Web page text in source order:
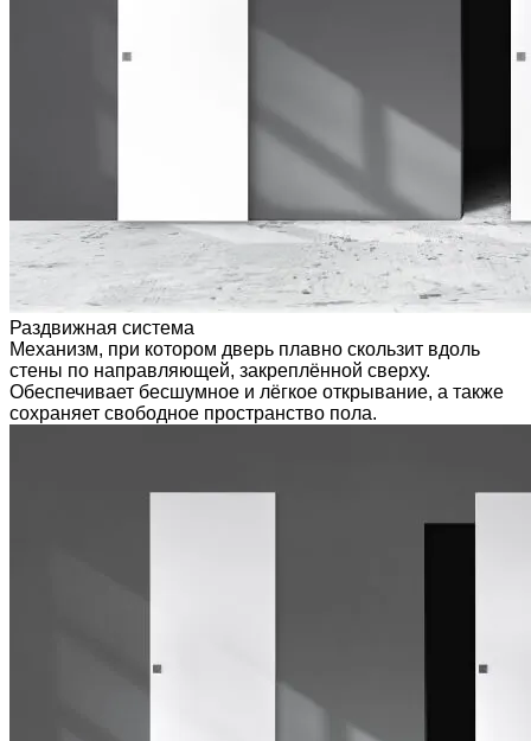
Раздвижная система
Механизм, при котором дверь плавно скользит вдоль
стены по направляющей, закреплённой сверху.
Обеспечивает бесшумное и лёгкое открывание, а также
сохраняет свободное пространство пола.